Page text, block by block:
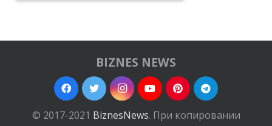
BIZNES NEWS
© 2017-2021 BiznesNews. При копировании